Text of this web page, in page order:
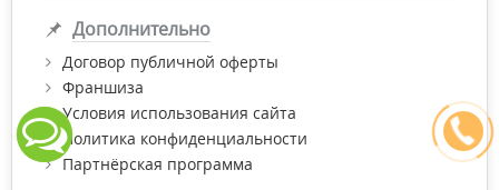
Дополнительно
Договор публичной оферты
Франшиза
Условия использования сайта
Политика конфиденциальности
Партнёрская программа